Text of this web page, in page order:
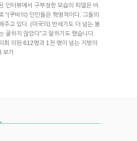
인터뷰에서 구부정한 모습의 피델은 비
“(쿠바의) 인민들은 혁명적이다. 그들의
주고 있다. (미국의) 반세기도 더 넘는 봉
굴하지 않았다”고 말하기도 했습니다.
회 의원 612명과 1천 명이 넘는 지방의
보기